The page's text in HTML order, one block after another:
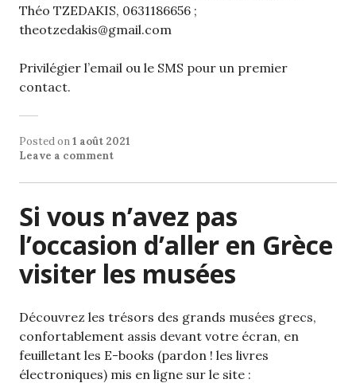
Théo TZEDAKIS, 0631186656 ;
theotzedakis@gmail.com
Privilégier l’email ou le SMS pour un premier
contact.
Posted on1 août 2021
Leave a comment
Si vous n’avez pas
l’occasion d’aller en Grèce
visiter les musées
Découvrez les trésors des grands musées grecs,
confortablement assis devant votre écran, en
feuilletant les E-books (pardon ! les livres
électroniques) mis en ligne sur le site :